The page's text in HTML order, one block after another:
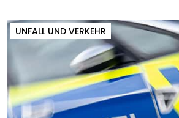
UNFALL UND VERKEHR